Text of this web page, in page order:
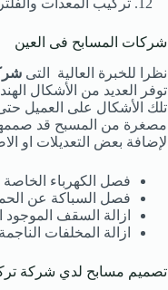
تركيب المعدات
شركات المسابح فى العين
نظرا للخبرة العالية التى
توفر العديد من الأشكال
تلك الأشكال على العميل
مصغرة من المسبح قد صممها
لإضافة بعض التعديلات او
فصل الكهرباء الخاصة
فصل السباكة عن
ازالة السقف الموجود
ازالة المخلفات
تصميم مسابح لدي شركة